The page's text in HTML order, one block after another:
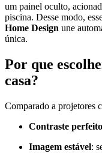
um painel oculto,
piscina. Desse modo,
Home Design une
única.
Por que
casa?
Comparado a projetores
Contraste perfeito
Imagem estável: